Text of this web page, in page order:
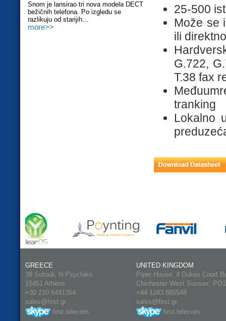
Snom je lansirao tri nova modela DECT
bežičnih telefona. Po izgledu se
razlikuju od starijih...
more>>
25-500
Može se
ili
G.722,
T.38 fax
tranking
Lokalno
GREECE
39 Sofouli, N.Psychiko
15451 Athens
+30 210 6441354
sales@first.gr
first.telecom
UNITED KINGDOM
Piper House, 4 Dukes Court
Chichester West Sussex,
+44 1243 885548
sales@first.gr
first.telecom